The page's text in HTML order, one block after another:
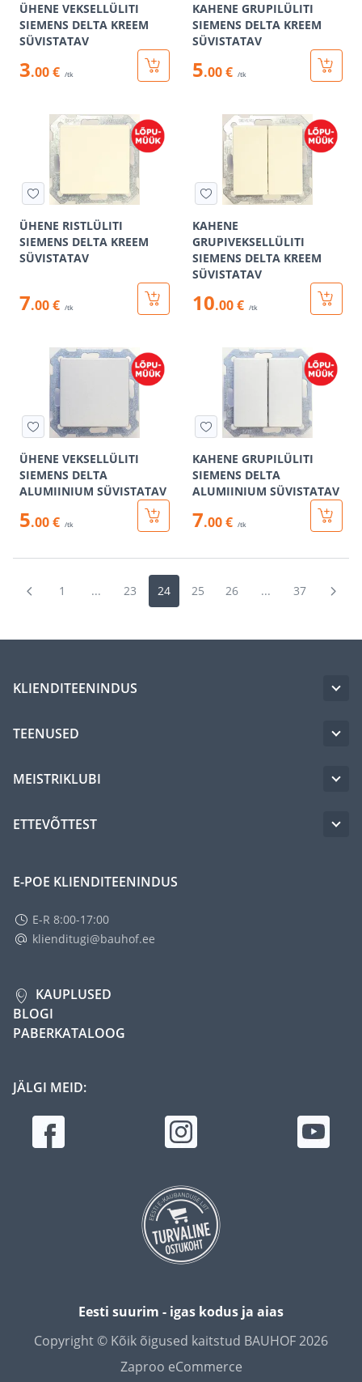
ÜHENE VEKSELLÜLITI
SIEMENS DELTA KREEM
SÜVISTATAV
3.00 € /tk
KAHENE GRUPILÜLITI
SIEMENS DELTA KREEM
SÜVISTATAV
5.00 € /tk
ÜHENE RISTLÜLITI
SIEMENS DELTA KREEM
SÜVISTATAV
7.00 € /tk
KAHENE
GRUPIVEKSELLÜLITI
SIEMENS DELTA KREEM
SÜVISTATAV
10.00 € /tk
ÜHENE VEKSELLÜLITI
SIEMENS DELTA
ALUMIINIUM SÜVISTATAV
5.00 € /tk
KAHENE GRUPILÜLITI
SIEMENS DELTA
ALUMIINIUM SÜVISTATAV
7.00 € /tk
1 ... 23 24 25 26 ... 37
KLIENDITEENINDUS
TEENUSED
MEISTRIKLUBI
ETTEVÕTTEST
E-POE KLIENDITEENINDUS
E-R 8:00-17:00
klienditugi@bauhof.ee
KAUPLUSED
BLOGI
PABERKATALOOG
JÄLGI MEID:
Eesti suurim - igas kodus ja aias
Copyright © Kõik õigused kaitstud BAUHOF 2026
Zaproo eCommerce